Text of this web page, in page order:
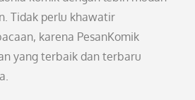
Tidak perlu khawatir
karena PesanKomik
yang terbaik dan terbaru